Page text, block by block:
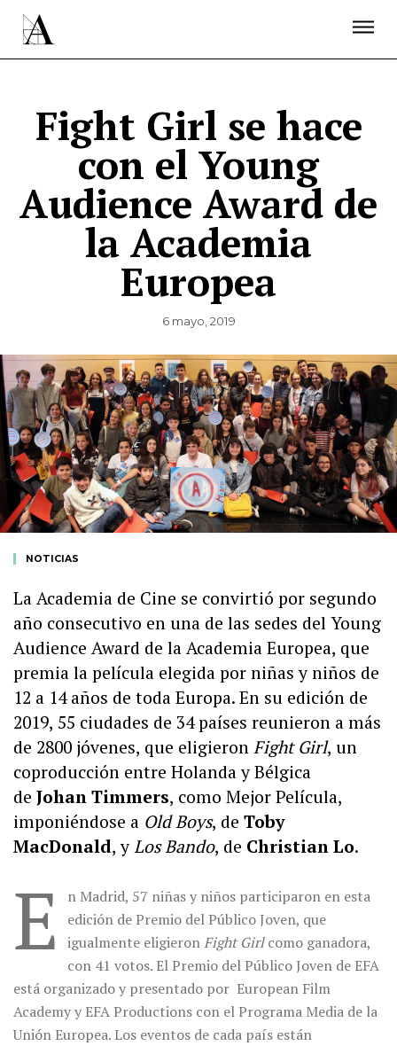
Fight Girl se hace
con el Young
Audience Award de
la Academia
Europea
6 mayo, 2019
NOTICIAS
La Academia de Cine se convirtió por segundo
año consecutivo en una de las sedes del Young
Audience Award de la Academia Europea, que
premia la película elegida por niñas y niños de
12 a 14 años de toda Europa. En su edición de
2019, 55 ciudades de 34 países reunieron a más
de 2800 jóvenes, que eligieronFight Girl, un
coproducción entre Holanda y Bélgica
de Johan Timmers, como Mejor Película,
imponiéndose a Old Boys, de Toby
MacDonald, yLos Bando, de Christian Lo.
E
n Madrid, 57 niñas y niños participaron en esta
edición de Premio del Público Joven, que
igualmente eligieronFight Girlcomo ganadora,
con 41 votos. El Premio del Público Joven de EFA
está organizado y presentado por European Film
Academy y EFA Productions con el Programa Media de la
Unión Europea. Los eventos de cada país están
ÚNETE A LA ACADEMIA DE CINE
PRENSA